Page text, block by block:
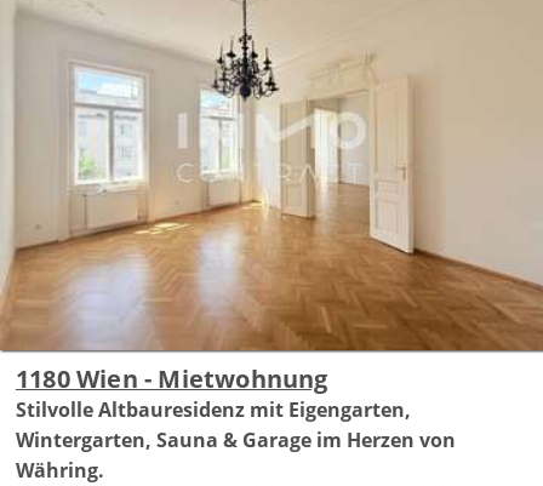
1180 Wien - Mietwohnung
Stilvolle Altbauresidenz mit Eigengarten,
Wintergarten, Sauna & Garage im Herzen von
Währing.